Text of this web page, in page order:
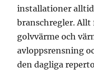
installationer
branschregler.
golvvärme och
avloppsrensning
den dagliga